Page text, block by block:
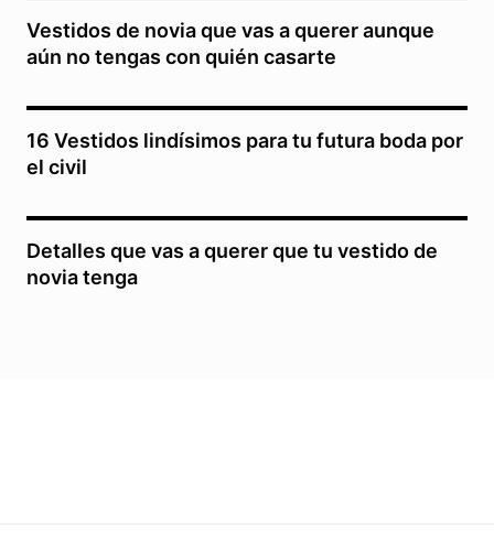
Vestidos de novia que vas a querer aunque
aún no tengas con quién casarte
16 Vestidos lindísimos para tu futura boda por
el civil
Detalles que vas a querer que tu vestido de
novia tenga